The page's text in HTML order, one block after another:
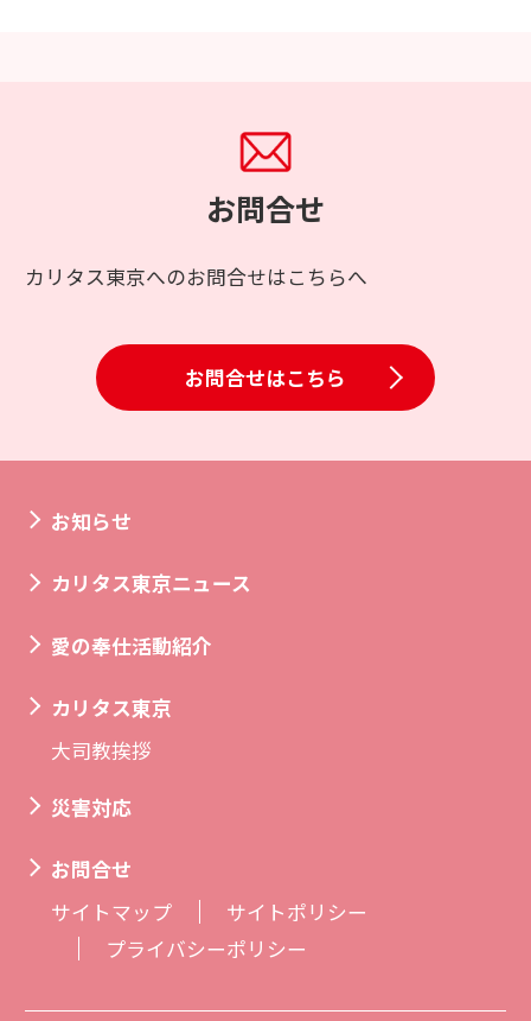
お問合せ
カリタス東京へのお問合せはこちらへ
お問合せはこちら
お知らせ
カリタス東京ニュース
愛の奉仕活動紹介
カリタス東京
大司教挨拶
災害対応
お問合せ
サイトマップ
サイトポリシー
プライバシーポリシー